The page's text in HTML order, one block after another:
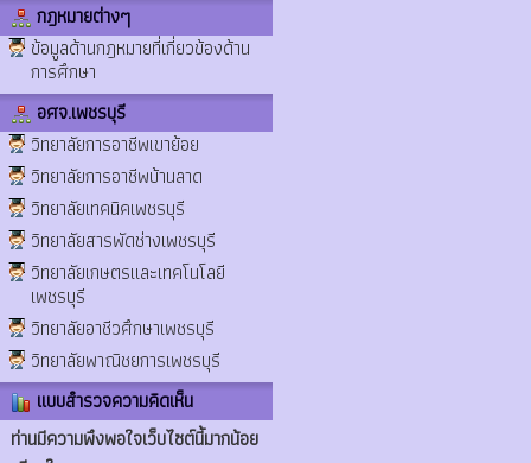
กฎหมายต่างๆ
ข้อมูลด้านกฎหมายที่เกี่ยวข้องด้าน
การศึกษา
อศจ.เพชรบุรี
วิทยาลัยการอาชีพเขาย้อย
วิทยาลัยการอาชีพบ้านลาด
วิทยาลัยเทคนิคเพชรบุรี
วิทยาลัยสารพัดช่างเพชรบุรี
วิทยาลัยเกษตรและเทคโนโลยี
เพชรบุรี
วิทยาลัยอาชีวศึกษาเพชรบุรี
วิทยาลัยพาณิชยการเพชรบุรี
แบบสำรวจความคิดเห็น
ท่านมีความพึงพอใจเว็บไซต์นี้มากน้อย